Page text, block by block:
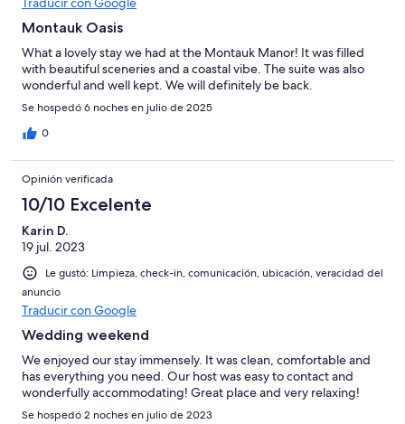
Montauk Oasis
What a lovely stay we had at the Montauk Manor! It was filled
with beautiful sceneries and a coastal vibe. The suite was also
wonderful and well kept. We will definitely be back.
Se hospedó 6 noches en julio de 2025
0
Opinión verificada
10/10 Excelente
Karin D.
19 jul. 2023
Le gustó: Limpieza, check-in, comunicación, ubicación, veracidad del
anuncio
Traducir con Google
Wedding weekend
We enjoyed our stay immensely. It was clean, comfortable and
has everything you need. Our host was easy to contact and
wonderfully accommodating! Great place and very relaxing!
Se hospedó 2 noches en julio de 2023